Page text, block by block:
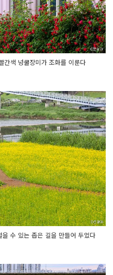
간색 넝쿨장미가 조화를 이룬다
수 있는 좁은 길을 만들어 두었다